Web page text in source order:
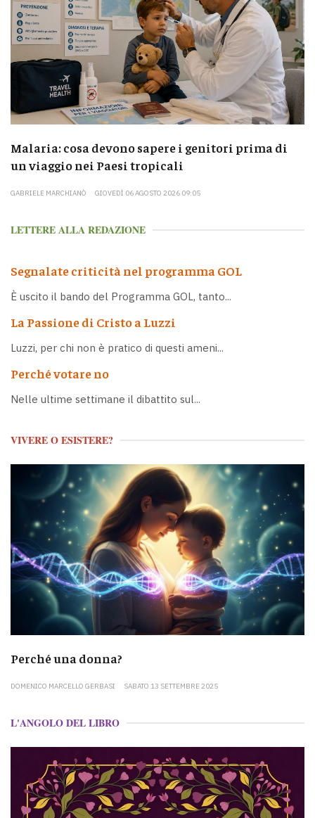
Malaria: cosa devono sapere i genitori prima di
un viaggio nei Paesi tropicali
GABRIELE MARCHIANÒ GIOVEDÌ 06 AGOSTO 2026 09:05
LETTERE ALLA REDAZIONE
Segnalate criticità nel programma GOL
È uscito il bando del Programma GOL, tanto...
La Passione di Cristo a Luzzi
Luzzi, per chi non è pratico di questi ameni...
Perché votare no
Nelle ultime settimane il dibattito sul...
VIVERE O ESISTERE?
Perché una donna?
DOMENICO MARCELLO GERBASI SABATO 13 SETTEMBRE 2025
L'ANGOLO DEL LIBRO